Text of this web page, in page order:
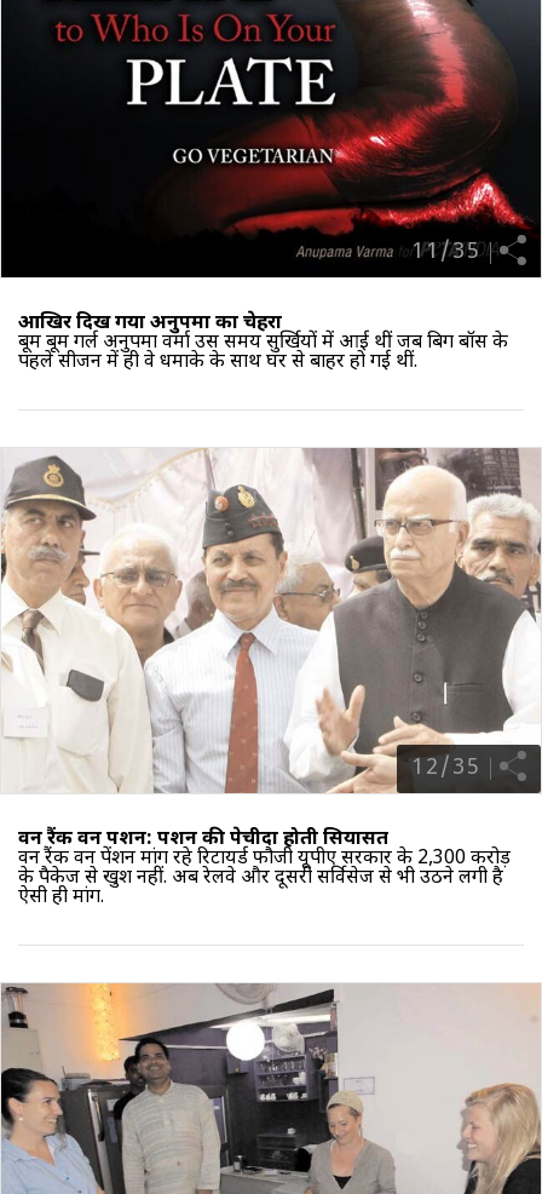
11/35
आखिर दिख गया अनुपमा का चेहरा
बूम बूम गर्ल अनुपमा वर्मा उस समय सुर्खियों में आई थीं जब बिग बॉस के
पहले सीजन में ही वे धमाके के साथ घर से बाहर हो गई थीं.
12/ 35
वन रैंक वन पेंशन: पेंशन की पेचीदा होती सियासत
वन रैंक वन पेंशन मांग रहे रिटायर्ड फौजीयूपीए सरकारके 2,300 करोड़
के पैकेज से खुश नहीं. अब रेलवे और दूसरी सर्विसेज से भी उठने लगी है
ऐसी ही मांग.